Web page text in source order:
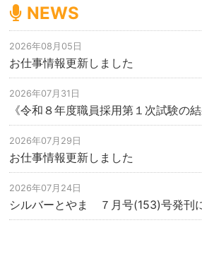
NEWS
2026年08月05日
お仕事情報更新しました
2026年07月31日
《令和８年度職員採用第１次試験の結
2026年07月29日
お仕事情報更新しました
2026年07月24日
シルバーとやま ７月号(153)号発刊